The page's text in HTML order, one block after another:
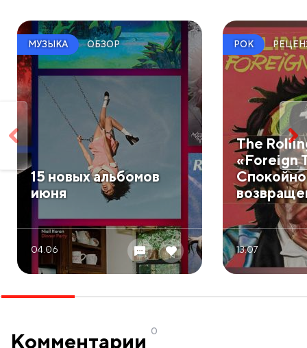
МУЗЫКА ОБЗОР
​15 новых альбомов
июня
04.06
РОК
​The
«Foreign
13.07
Комментарии 0